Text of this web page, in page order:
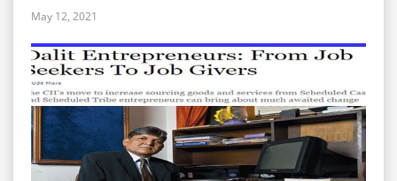
May 12, 2021